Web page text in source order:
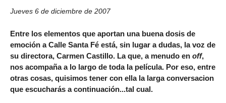
Jueves 6 de diciembre de 2007
Entre los elementos que aportan una buena dosis de
emoción aCalle Santa Fé está, sin lugar a dudas, la voz de
su directora, Carmen Castillo. La que, a menudo en off,
nos acompaña a lo largo de toda la película. Por eso, entre
otras cosas, quisimos tener con ella la larga conversacion
que escucharás a continuación...tal cual.